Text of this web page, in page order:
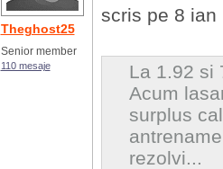
Theghost25
Senior member
110 mesaje
scris pe 8
La 1.92 si
Acum
surplus
rezolvi...